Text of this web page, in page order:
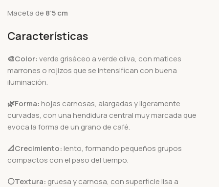
Maceta de 8’5 cm
Características
🎨Color:verde grisáceo a verde oliva, con matices
marrones o rojizos que se intensifican con buena
iluminación.
🌿Forma: hojas carnosas, alargadas y ligeramente
curvadas, con una hendidura central muy marcada que
evoca la forma de un grano de café.
📐Crecimiento: lento, formando pequeños grupos
compactos con el paso del tiempo.
⚪Textura: gruesa y carnosa, con superficie lisa a